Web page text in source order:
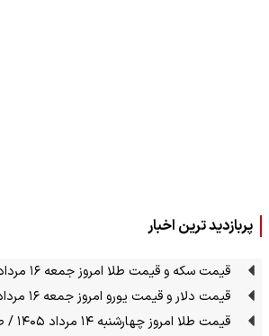
پربازدید ترین اخبار
قیمت سکه و قیمت طلا امروز جمعه ۱۶ مرداد ۱۴۰۵ + جدول
قیمت دلار و قیمت یورو امروز جمعه ۱۶ مرداد ۱۴۰۵ + جدول
قیمت طلا امروز چهارشنبه ۱۴ مرداد ۱۴۰۵ / طلای ۱۸ عیار امروز چند؟